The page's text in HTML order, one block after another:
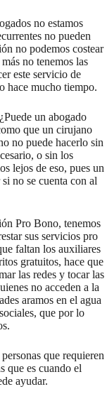
no estamos
no pueden
no podemos costear
no tenemos las
este servicio de
hace mucho tiempo.
un abogado
que un cirujano
no puede hacerlo sin
o sin los
lejos de eso, pues un
no se cuenta con al
Pro Bono, tenemos
sus servicios pro
faltan los auxiliares
gratuitos, hace que
las redes y tocar las
no acceden a la
aramos en el agua
que por lo
que requieren
que es cuando el
ayudar.